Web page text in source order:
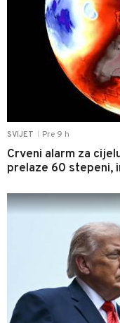
SVIJET Pre 9 h
Crveni alarm za
prelaze 60 stepeni,